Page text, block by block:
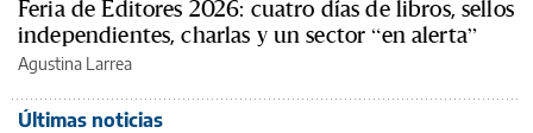
Feria de Editores 2026: cuatro días de libros, sellos
independientes, charlas y un sector “en alerta”
Agustina Larrea
Últimas noticias